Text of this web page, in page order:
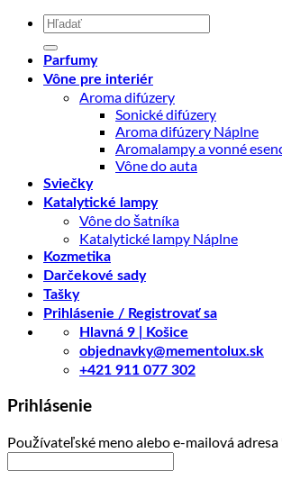
Hľadať:
Parfumy
Vône pre interiér
Aroma difúzery
Sonické difúzery
Aroma difúzery Náplne
Aromalampy a vonné
Vône do auta
Sviečky
Katalytické lampy
Vône do šatníka
Katalytické lampy Náplne
Kozmetika
Darčekové sady
Tašky
Prihlásenie / Registrovať sa
Hlavná 9 | Košice
objednavky@mementolux.sk
+421 911 077 302
Prihlásenie
Používateľské meno alebo e-mailová adresa